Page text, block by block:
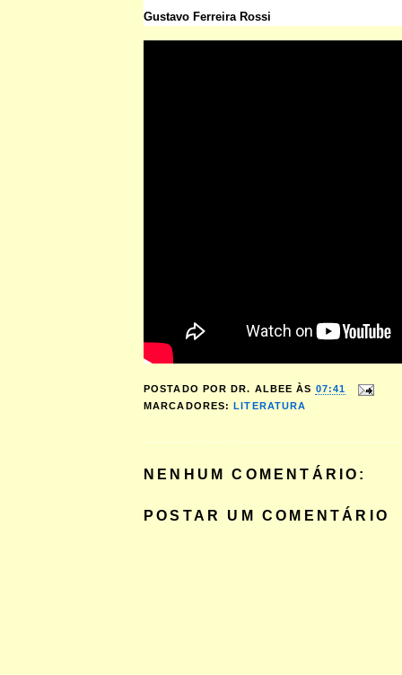
Gustavo Ferreira Rossi
POSTADO POR DR. ALBEE ÀS 07:41
MARCADORES:LITERATURA
NENHUM COMENTÁRIO:
POSTAR UM COMENTÁRIO